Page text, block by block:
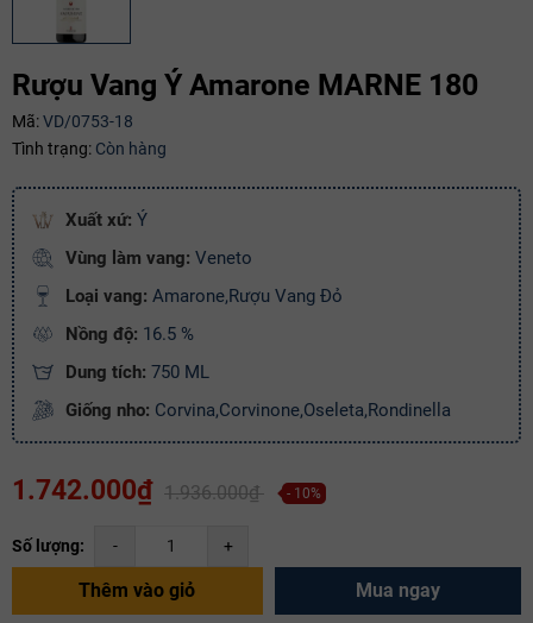
Rượu Vang Ý Amarone MARNE 180
Mã:VD/0753-18
Tình trạng: Còn hàng
Xuất xứ: Ý
Vùng làm vang: Veneto
Loại vang: Amarone,Rượu Vang Đỏ
Nồng độ: 16.5 %
Dung tích: 750 ML
Giống nho: Corvina,Corvinone,Oseleta,Rondinella
1.742.000₫ 1.936.000₫ - 10%
Số lượng: - +
Thêm vào giỏ Mua ngay
Mã giảm giá:
Điều kiện: